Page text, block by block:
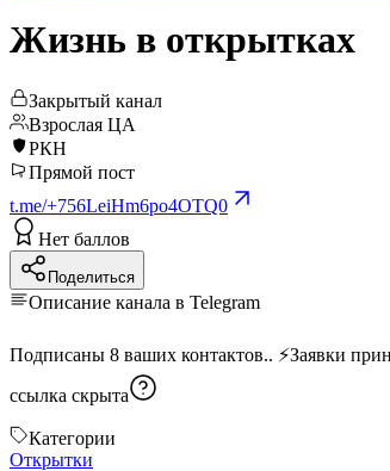
Жизнь в открытках
Закрытый канал
Взрослая ЦА
РКН
Прямой пост
t.me/+756LeiHm6po4OTQ0
Нет баллов
Поделиться
Описание канала в Telegram
ссылка скрыта
Категории
Открытки